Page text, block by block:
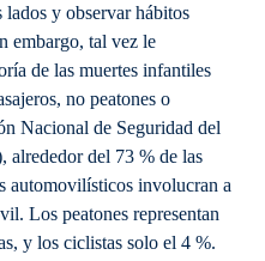
y observar hábitos
embargo, tal vez le
de las muertes infantiles
no peatones o
Nacional de Seguridad del
del 73 % de las
automovilísticos involucran a
Los peatones representan
y los ciclistas solo el 4 %.